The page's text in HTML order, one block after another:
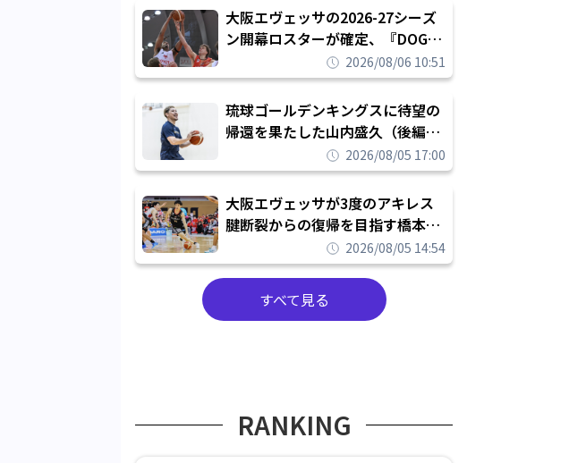
大阪エヴェッサの2026-27シーズ
ン開幕ロスターが確定、『DOG
FIGHT』のチームカルチャーを推
し進めて結果を求めるシーズンへ
2026/08/06 10:51
琉球ゴールデンキングスに待望の
帰還を果たした山内盛久（後編）
「1人のウチナーンチュとしてみ
んなが誇りに思えるチームにして
いく」
2026/08/05 17:00
大阪エヴェッサが3度のアキレス
腱断裂からの復帰を目指す橋本拓
哉と契約を締結「もう一度コート
に立ちたい」
2026/08/05 14:54
すべて見る
RANKING